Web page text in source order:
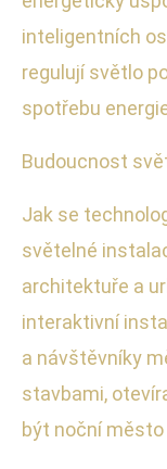
inteligentních
regulují světlo
spotřebu
Budoucnost
Jak se
světelné
architektuře a
interaktivní
a návštěvníky
stavbami,
být noční město